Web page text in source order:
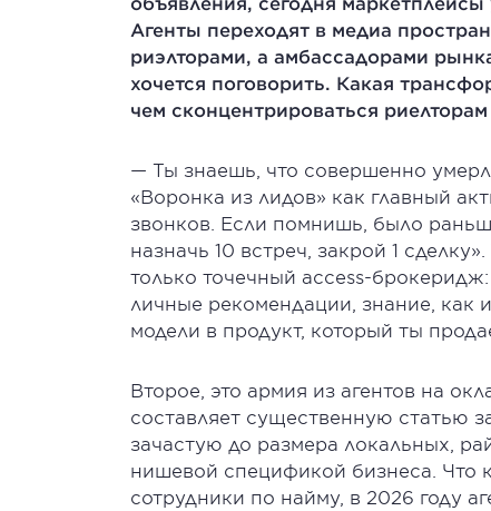
Агенты переходят в медиа
риэлторами, а амбассадорами
хочется поговорить. Какая
чем сконцентрироваться
— Ты знаешь, что совершенно
«Воронка из лидов» как главный
звонков. Если помнишь, было
назначь 10 встреч, закрой 1
только точечный access-
личные рекомендации, знание, как
модели в продукт, который ты
Второе, это армия из агентов на
составляет существенную статью
зачастую до размера локальных,
нишевой спецификой бизнеса. Что
сотрудники по найму, в 2026 году